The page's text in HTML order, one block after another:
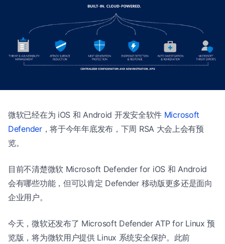
微软已经在为 iOS 和 Android 开发安全软件 Microsoft
Defender，将于今年年底发布，下周 RSA 大会上会有预
览。
目前不清楚微软 Microsoft Defender for iOS 和 Android
会有哪些功能，但可以肯定 Defender 移动版更多还是面向
企业用户。
今天，微软还发布了 Microsoft Defender ATP for Linux 预
览版，将为微软用户提供 Linux 系统安全保护。此前